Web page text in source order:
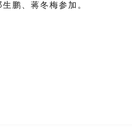
鹏、蒋冬梅参加。